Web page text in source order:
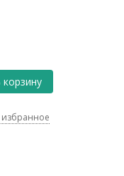
корзину
избранное